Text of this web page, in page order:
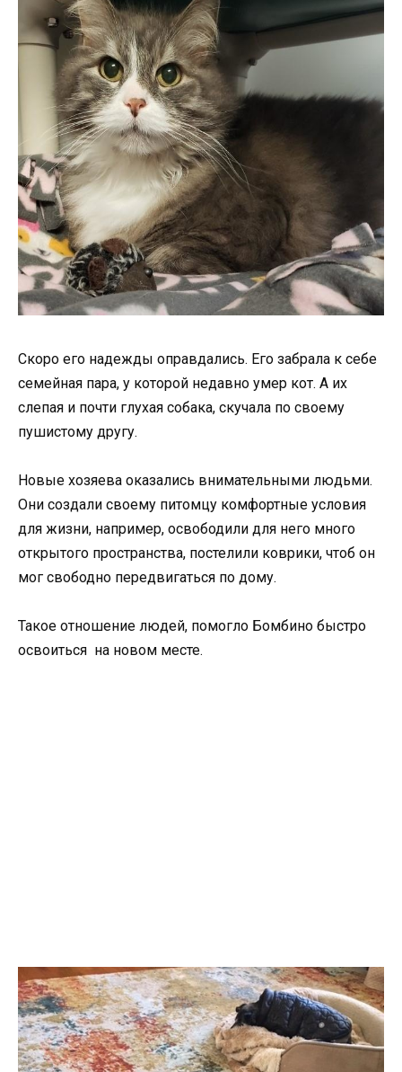
Скоро его надежды оправдались. Его забрала к себе
семейная пара, у которой недавно умер кот. А их
слепая и почти глухая собака, скучала по своему
пушистому другу.
Новые хозяева оказались внимательными людьми.
Они создали своему питомцу комфортные условия
для жизни, например, освободили для него много
открытого пространства, постелили коврики, чтоб он
мог свободно передвигаться по дому.
Такое отношение людей, помогло Бомбино быстро
освоиться на новом месте.